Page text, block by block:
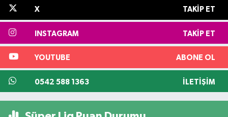
X TAKIP ET
INSTAGRAM TAKIP ET
YOUTUBE ABONE OL
0542 588 1363 İLETIŞIM